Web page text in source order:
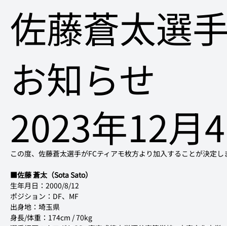
佐藤蒼太選
お知らせ
2023年12月
この度、佐藤蒼太選手がFCティアモ枚方より加入することが決定
■佐藤 蒼太（Sota Sato）
生年月日：2000/8/12
ポジション：DF、MF
出身地：埼玉県
身長/体重：174cm / 70kg